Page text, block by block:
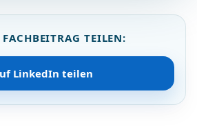
FACHBEITRAG TEILEN:
LinkedIn teilen